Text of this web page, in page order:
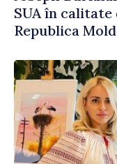
SUA în
Republica